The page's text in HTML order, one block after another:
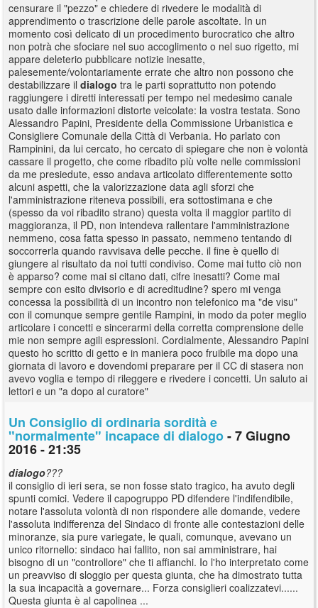
censurare il "pezzo" e chiedere di rivedere le modalità di
apprendimento o trascrizione delle parole ascoltate. In un
momento così delicato di un procedimento burocratico che altro
non potrà che sfociare nel suo accoglimento o nel suo rigetto, mi
appare deleterio pubblicare notizie inesatte,
palesemente/volontariamente errate che altro non possono che
destabilizzare il dialogo tra le parti soprattutto non potendo
raggiungere i diretti interessati per tempo nel medesimo canale
usato dalle informazioni distorte veicolate: la vostra testata. Sono
Alessandro Papini, Presidente della Commissione Urbanistica e
Consigliere Comunale della Città di Verbania. Ho parlato con
Rampinini, da lui cercato, ho cercato di spiegare che non è volontà
cassare il progetto, che come ribadito più volte nelle commissioni
da me presiedute, esso andava articolato differentemente sotto
alcuni aspetti, che la valorizzazione data agli sforzi che
l'amministrazione riteneva possibili, era sottostimana e che
(spesso da voi ribadito strano) questa volta il maggior partito di
maggioranza, il PD, non intendeva rallentare l'amministrazione
nemmeno, cosa fatta spesso in passato, nemmeno tentando di
soccorrerla quando ravvisava delle pecche. il fine è quello di
giungere al risultato da noi tutti condiviso. Come mai tutto ciò non
è apparso? come mai si citano dati, cifre inesatti? Come mai
sempre con esito divisorio e di acreditudine? spero mi venga
concessa la possibilità di un incontro non telefonico ma "de visu"
con il comunque sempre gentile Rampini, in modo da poter meglio
articolare i concetti e sincerarmi della corretta comprensione delle
mie non sempre agili espressioni. Cordialmente, Alessandro Papini
questo ho scritto di getto e in maniera poco fruibile ma dopo una
giornata di lavoro e dovendomi preparare per il CC di stasera non
avevo voglia e tempo di rileggere e rivedere i concetti. Un saluto ai
lettori e un "a dopo al curatore"
Un Consiglio di ordinaria sordità e
"normalmente" incapace di dialogo- 7 Giugno
2016 - 21:35
dialogo???
il consiglio di ieri sera, se non fosse stato tragico, ha avuto degli
spunti comici. Vedere il capogruppo PD difendere l'indifendibile,
notare l'assoluta volontà di non rispondere alle domande, vedere
l'assoluta indifferenza del Sindaco di fronte alle contestazioni delle
minoranze, sia pure variegate, le quali, comunque, avevano un
unico ritornello: sindaco hai fallito, non sai amministrare, hai
bisogno di un "controllore" che ti affianchi. Io l'ho interpretato come
un preavviso di sloggio per questa giunta, che ha dimostrato tutta
la sua incapacità a governare... Forza consiglieri coalizzatevi......
Questa giunta è al capolinea ...